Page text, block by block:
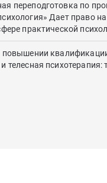
переподготовка по
Дает право
практической
повышении
телесная психотерапия: